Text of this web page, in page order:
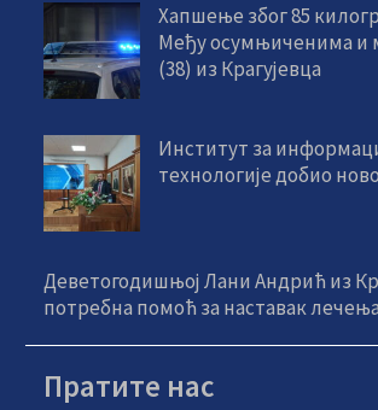
Хапшење због 85
Међу осумњиченима и
(38) из Крагујевца
Институт за
технологије добио
Деветогодишњој Лани Андрић из
потребна помоћ за наставак лечења
Пратите нас